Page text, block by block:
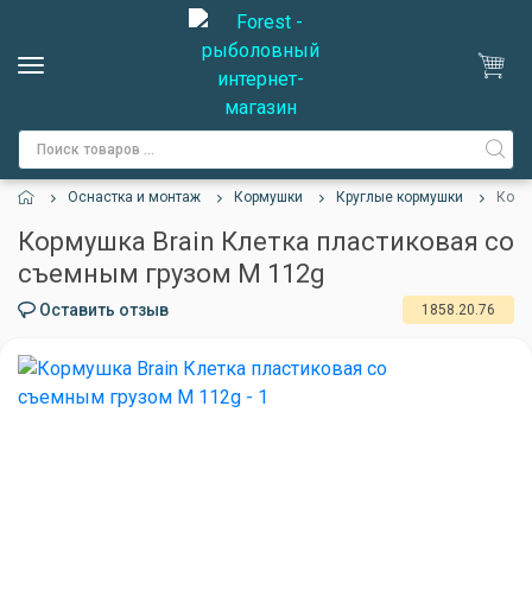
Оснастка и монтаж Кормушки Круглые кормушки
Кормушка Brain Клетка пластиковая со
съемным грузом M 112g
Оставить отзыв 1858.20.76